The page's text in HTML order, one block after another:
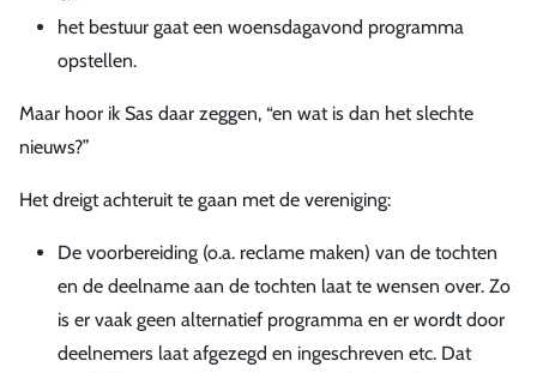
het bestuur gaat een woensdagavond programma
opstellen.
Maar hoor ik Sas daar zeggen, “en wat is dan het slechte
nieuws?”
Het dreigt achteruit te gaan met de vereniging:
De voorbereiding (o.a. reclame maken) van de tochten
en de deelname aan de tochten laat te wensen over. Zo
is er vaak geen alternatief programma en er wordt door
deelnemers laat afgezegd en ingeschreven etc. Dat